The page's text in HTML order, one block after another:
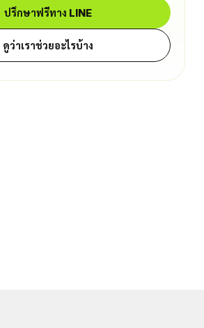
ปรึกษาฟรีทาง LINE
ดูว่าเราช่วยอะไรบ้าง